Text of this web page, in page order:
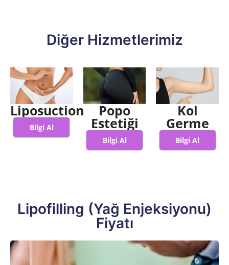
Diğer Hizmetlerimiz
Liposuction
Bilgi Al
Popo
Estetiği
Bilgi Al
Kol
Germe
Bilgi Al
Lipofilling (Yağ Enjeksiyonu)
Fiyatı